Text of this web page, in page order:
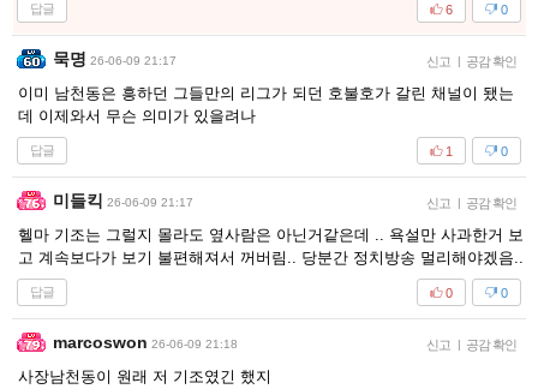
답글 0
6
묵명 26-06-09 21:17 신고 | 공감 확인
이미 남천동은 흥하던 그들만의 리그가 되던 호불호가 갈린 채널이 됐는
데 이제와서 무슨 의미가 있을려나
답글 0
1
미들킥 26-06-09 21:17 신고 | 공감 확인
헬마 기조는 그럴지 몰라도 옆사람은 아닌거같은데 .. 욕설만 사과한거 보
고 계속보다가 보기 불편해져서 꺼버림.. 당분간 정치방송 멀리해야겠음..
답글 0
0
marcoswon 26-06-09 21:18 신고 | 공감 확인
사장남천동이 원래 저 기조였긴 했지